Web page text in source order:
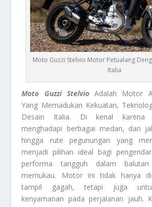
Moto Guzzi Stelvio Motor Petualang
Italia
Moto Guzzi StelvioAdalah Motor
Yang Memadukan Kekuatan,
Desain Italia. Di kenal karena
menghadapi berbagai medan, dari
hingga rute pegunungan yang
menjadi pilihan ideal bagi
performa tangguh dalam
memukau. Motor ini tidak hanya
tampil gagah, tetapi juga
kenyamanan pada perjalanan jauh.